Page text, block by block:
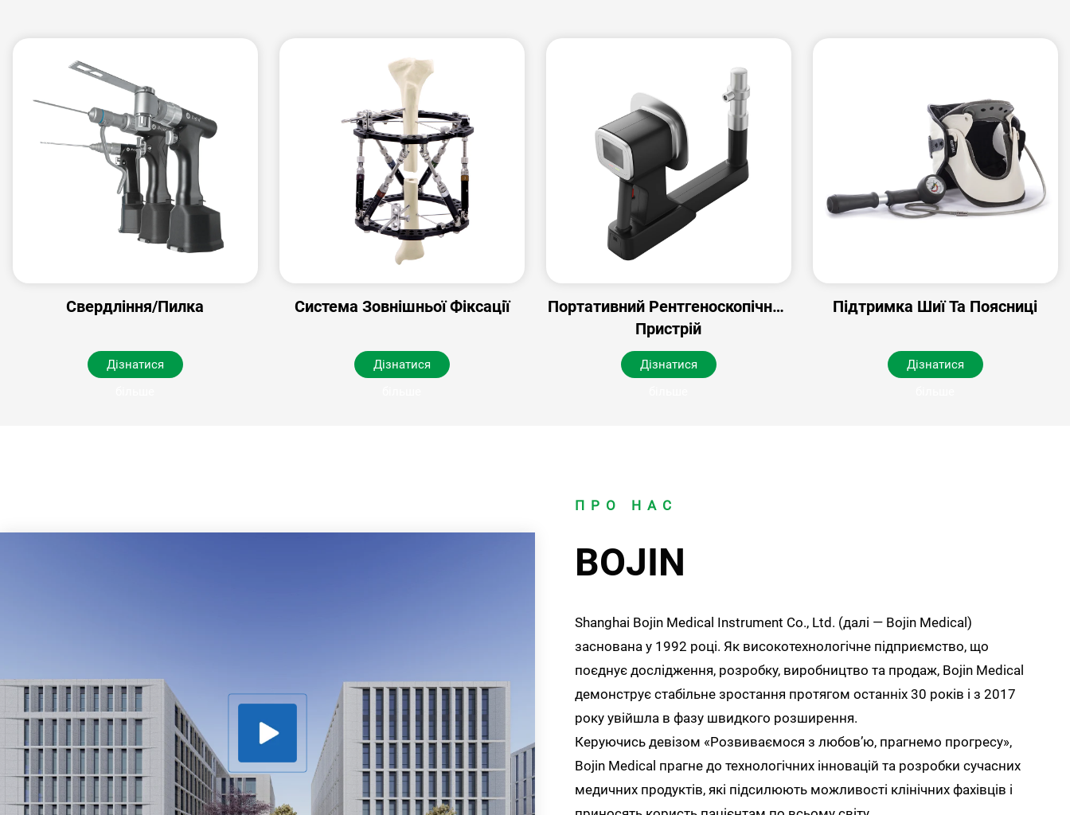
Свердління/Пилка
Дізнатися
Система Зовнішньої Фіксації
Дізнатися
Портативний Рентгеноскопічний
Пристрій
Дізнатися
Підтримка Шиї Та Поясниці
Дізнатися
ПРО НАС
BOJIN
Shanghai Bojin Medical Instrument Co., Ltd. (далі — Bojin Medical)
заснована у 1992 році. Як високотехнологічне підприємство, що
поєднує дослідження, розробку, виробництво та продаж, Bojin Medical
демонструє стабільне зростання протягом останніх 30 років і з 2017
року увійшла в фазу швидкого розширення.
Керуючись девізом «Розвиваємося з любов’ю, прагнемо прогресу»,
Bojin Medical прагне до технологічних інновацій та розробки сучасних
медичних продуктів, які підсилюють можливості клінічних фахівців і